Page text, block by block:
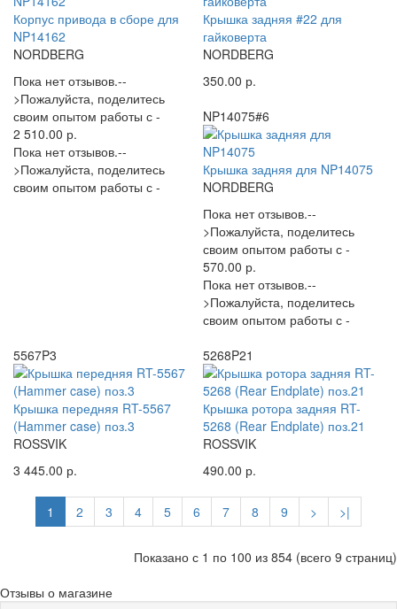
Корпус привода в сборе для
NP14162
NORDBERG
Пока нет отзывов.--
>Пожалуйста, поделитесь
своим опытом работы с -
2 510.00 р.
Пока нет отзывов.--
>Пожалуйста, поделитесь
своим опытом работы с -
Крышка задняя #22 для
гайковерта
NORDBERG
350.00 р.
NP14075#6
Крышка задняя для NP14075
NORDBERG
Пока нет отзывов.--
>Пожалуйста, поделитесь
своим опытом работы с -
570.00 р.
Пока нет отзывов.--
>Пожалуйста, поделитесь
своим опытом работы с -
5567P3
Крышка передняя RT-5567
(Hammer case) поз.3
ROSSVIK
3 445.00 р.
5268P21
Крышка ротора задняя RT-
5268 (Rear Endplate) поз.21
ROSSVIK
490.00 р.
1 2 3 4 5 6 7 8 9 > >|
Показано с 1 по 100 из 854 (всего 9 страниц)
Отзывы о магазине